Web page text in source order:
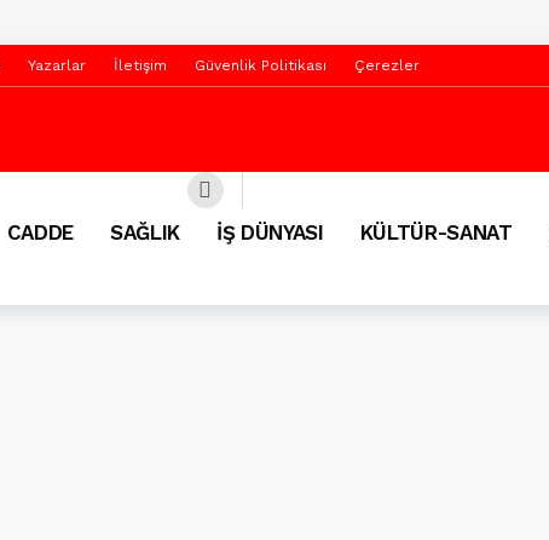
Yazarlar İletişim Güvenlik Politikası Çerezler
CADDE SAĞLIK İŞ DÜNYASI KÜLTÜR-SANAT